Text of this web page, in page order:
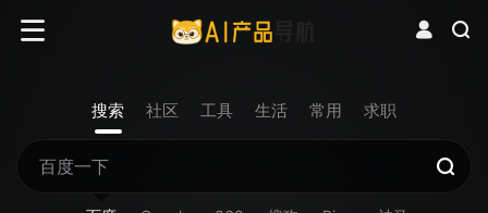
搜索 社区 工具 生活 常用 求职